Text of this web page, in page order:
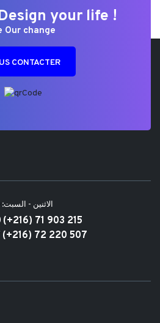
your life !
Our change
CONTACTER
الاثنين - السبت: 8:00 صباحًا - 6:00 مساءً
(+216) 71 903 215
(+216) 72 220 507